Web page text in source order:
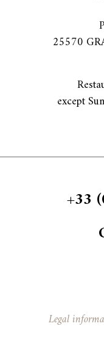
except
25570
+33
Legal